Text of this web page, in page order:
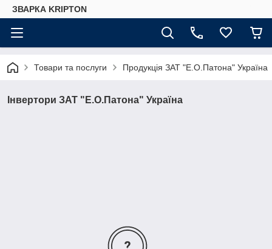
ЗВАРКА KRIPTON
Товари та послуги Продукція ЗАТ "Е.О.Патона" Україна
Інвертори ЗАТ "Е.О.Патона" Україна